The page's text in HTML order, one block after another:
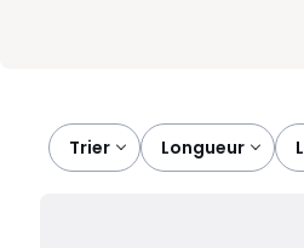
Trier
longueur